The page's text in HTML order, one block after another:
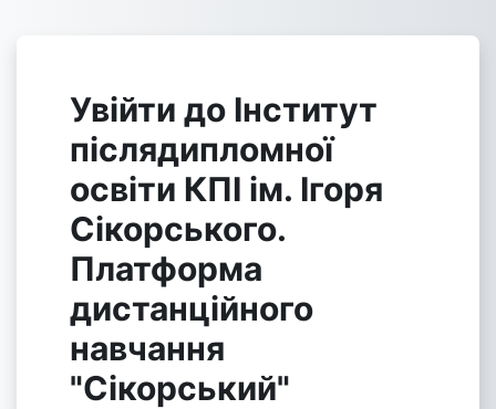
Увійти до Інститут
післядипломної
освіти КПІ ім. Ігоря
Сікорського.
Платформа
дистанційного
навчання
"Сікорський"